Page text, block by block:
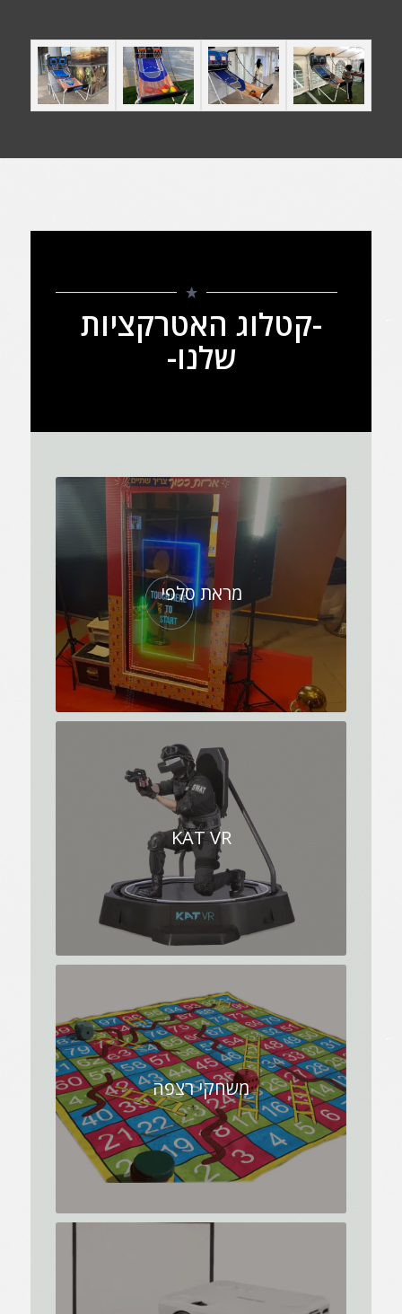
-קטלוג האטרקציות
שלנו-
מראת סלפי
KAT VR
משחקי רצפה